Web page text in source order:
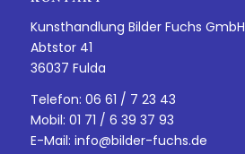
Kunsthandlung Bilder Fuchs GmbH
Abtstor 41
36037 Fulda
Telefon: 06 61 / 7 23 43
Mobil: 01 71 / 6 39 37 93
E-Mail: info@bilder-fuchs.de